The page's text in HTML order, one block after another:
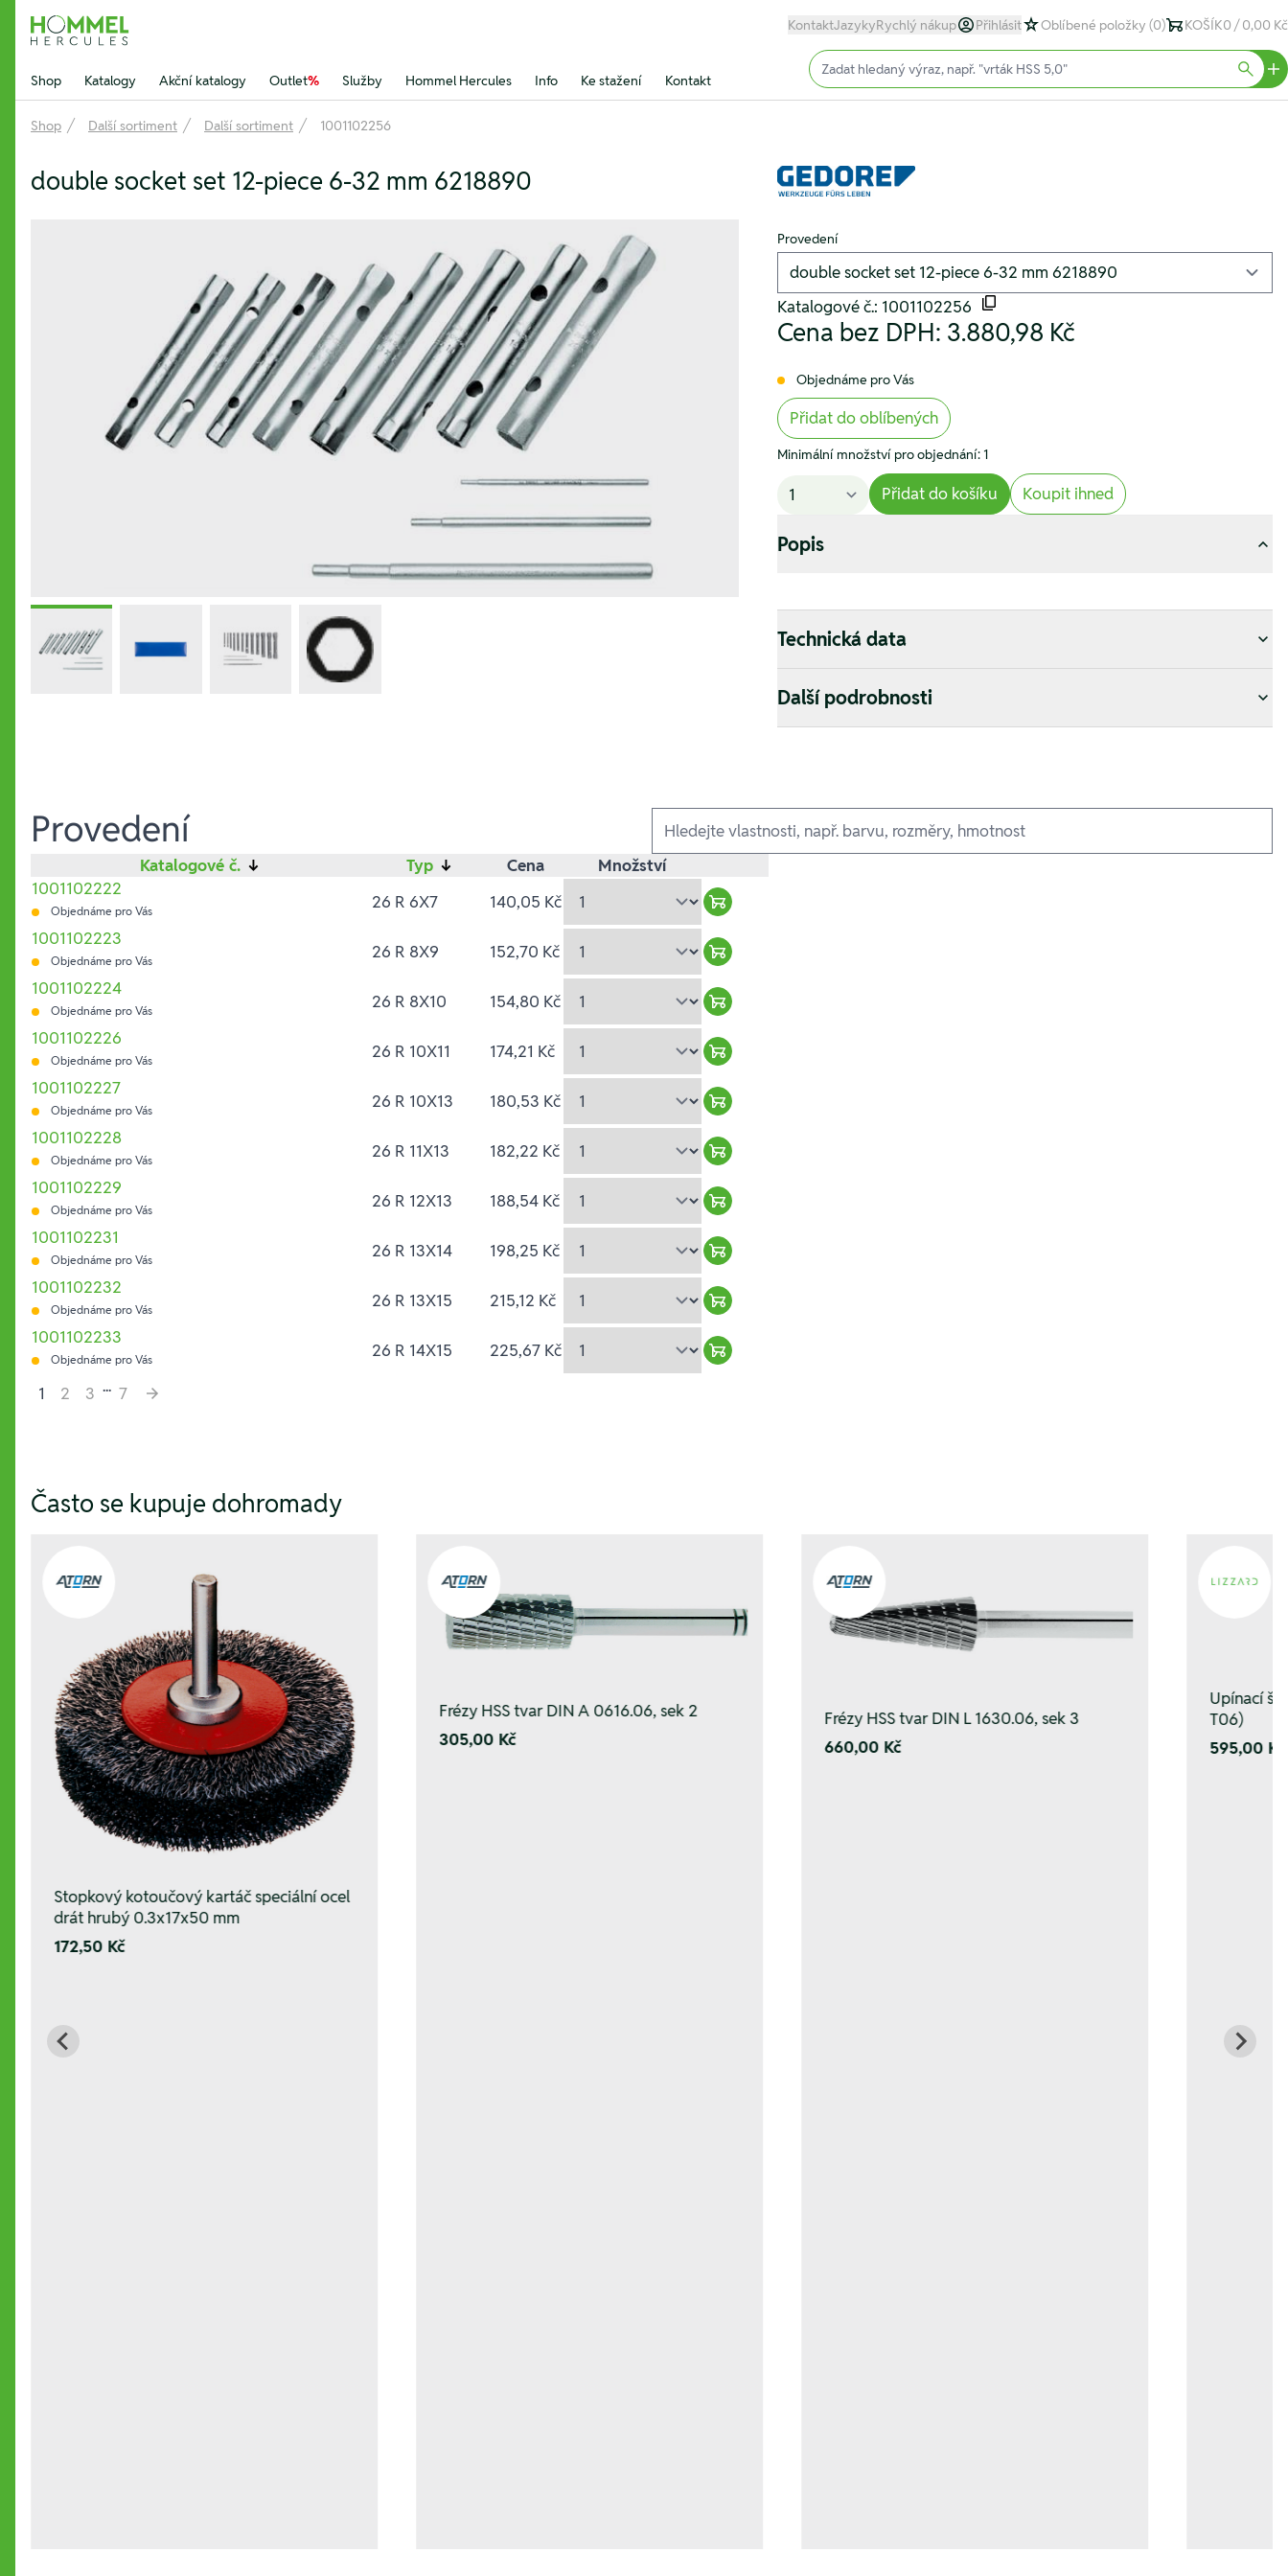
Hommel Hercules
KontaktJazykyRychlý nákup Přihlásit Oblíbené položky (0) KOŠÍK0 / 0,00 Kč
Shop Katalogy Akční katalogy Outlet% Služby Hommel Hercules Info Ke stažení Kontakt
Input (text)
Shop Další sortiment Další sortiment 1001102256
double socket set 12-piece 6-32 mm 6218890
Provedení
Katalogové č.: 1001102256
Cena bez DPH: 3.880,98 Kč
Objednáme pro Vás
Přidat do oblíbených
Minimální množství pro objednání: 1
Přidat do košíku Koupit ihned
Popis
Technická data
Další podrobnosti
Provedení Ausführungen
Katalogové č. ↓ Typ ↓ Cena
Množství
1001102222
Objednáme pro Vás 26 R 6X7 140,05 Kč
Warenkorb hinzufügen
1001102223
Objednáme pro Vás 26 R 8X9 152,70 Kč
Warenkorb hinzufügen
1001102224
Objednáme pro Vás 26 R 8X10 154,80 Kč
Warenkorb hinzufügen
1001102226
Objednáme pro Vás 26 R 10X11 174,21 Kč
Warenkorb hinzufügen
1001102227
Objednáme pro Vás 26 R 10X13 180,53 Kč
Warenkorb hinzufügen
1001102228
Objednáme pro Vás 26 R 11X13 182,22 Kč
Warenkorb hinzufügen
1001102229
Objednáme pro Vás 26 R 12X13 188,54 Kč
Warenkorb hinzufügen
1001102231
Objednáme pro Vás 26 R 13X14 198,25 Kč
Warenkorb hinzufügen
1001102232
Objednáme pro Vás 26 R 13X15 215,12 Kč
Warenkorb hinzufügen
1001102233
Objednáme pro Vás 26 R 14X15 225,67 Kč
Warenkorb hinzufügen
1
2 3 ... 7
Často se kupuje dohromady
Stopkový kotoučový kartáč speciální ocel
drát hrubý 0.3x17x50 mm
172,50 Kč
Frézy HSS tvar DIN A 0616.06, sek 2
305,00 Kč
Frézy HSS tvar DIN L 1630.06, sek 3
660,00 Kč
Upínací
T06)
595,00 Kč